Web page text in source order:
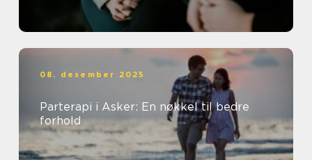
08. desember 2025
Parterapi i Asker: En nøkkel til bedre
forhold